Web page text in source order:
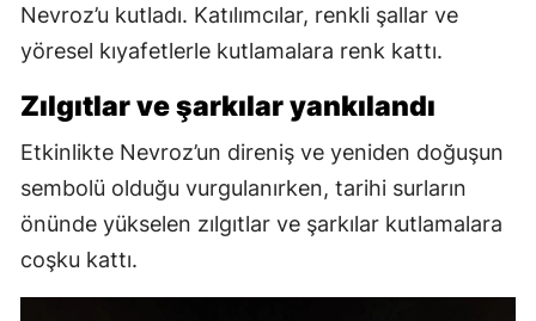
Nevroz’u kutladı. Katılımcılar, renkli şallar ve
yöresel kıyafetlerle kutlamalara renk kattı.
Zılgıtlar ve şarkılar yankılandı
Etkinlikte Nevroz’un direniş ve yeniden doğuşun
sembolü olduğu vurgulanırken, tarihi surların
önünde yükselen zılgıtlar ve şarkılar kutlamalara
coşku kattı.